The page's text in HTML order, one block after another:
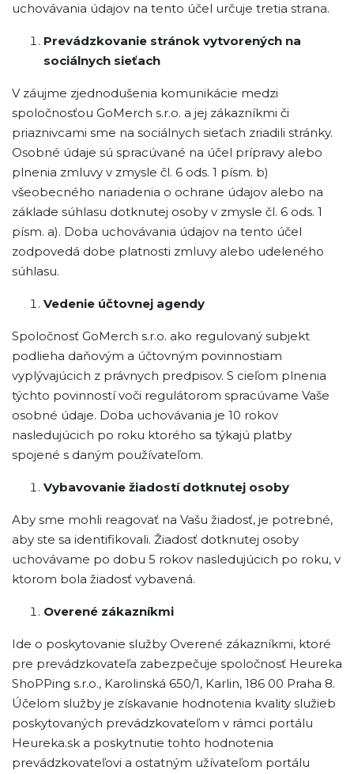
uchovávania údajov na tento účel určuje tretia strana.
Prevádzkovanie stránok vytvorených na
sociálnych sieťach
V záujme zjednodušenia komunikácie medzi
spoločnosťou GoMerch s.r.o. a jej zákazníkmi či
priaznivcami sme na sociálnych sieťach zriadili stránky.
Osobné údaje sú spracúvané na účel prípravy alebo
plnenia zmluvy v zmysle čl. 6 ods. 1 písm. b)
všeobecného nariadenia o ochrane údajov alebo na
základe súhlasu dotknutej osoby v zmysle čl. 6 ods. 1
písm. a). Doba uchovávania údajov na tento účel
zodpovedá dobe platnosti zmluvy alebo udeleného
súhlasu.
Vedenie účtovnej agendy
Spoločnosť GoMerch s.r.o. ako regulovaný subjekt
podlieha daňovým a účtovným povinnostiam
vyplývajúcich z právnych predpisov. S cieľom plnenia
týchto povinností voči regulátorom spracúvame Vaše
osobné údaje. Doba uchovávania je 10 rokov
nasledujúcich po roku ktorého sa týkajú platby
spojené s daným používateľom.
Vybavovanie žiadostí dotknutej osoby
Aby sme mohli reagovať na Vašu žiadosť, je potrebné,
aby ste sa identifikovali. Žiadosť dotknutej osoby
uchovávame po dobu 5 rokov nasledujúcich po roku, v
ktorom bola žiadosť vybavená.
Overené zákazníkmi
Ide o poskytovanie služby Overené zákazníkmi, ktoré
pre prevádzkovateľa zabezpečuje spoločnosť Heureka
ShoPPing s.r.o., Karolinská 650/1, Karlin, 186 00 Praha 8.
Účelom služby je získavanie hodnotenia kvality služieb
poskytovaných prevádzkovateľom v rámci portálu
Heureka.sk a poskytnutie tohto hodnotenia
prevádzkovateľovi a ostatným užívateľom portálu